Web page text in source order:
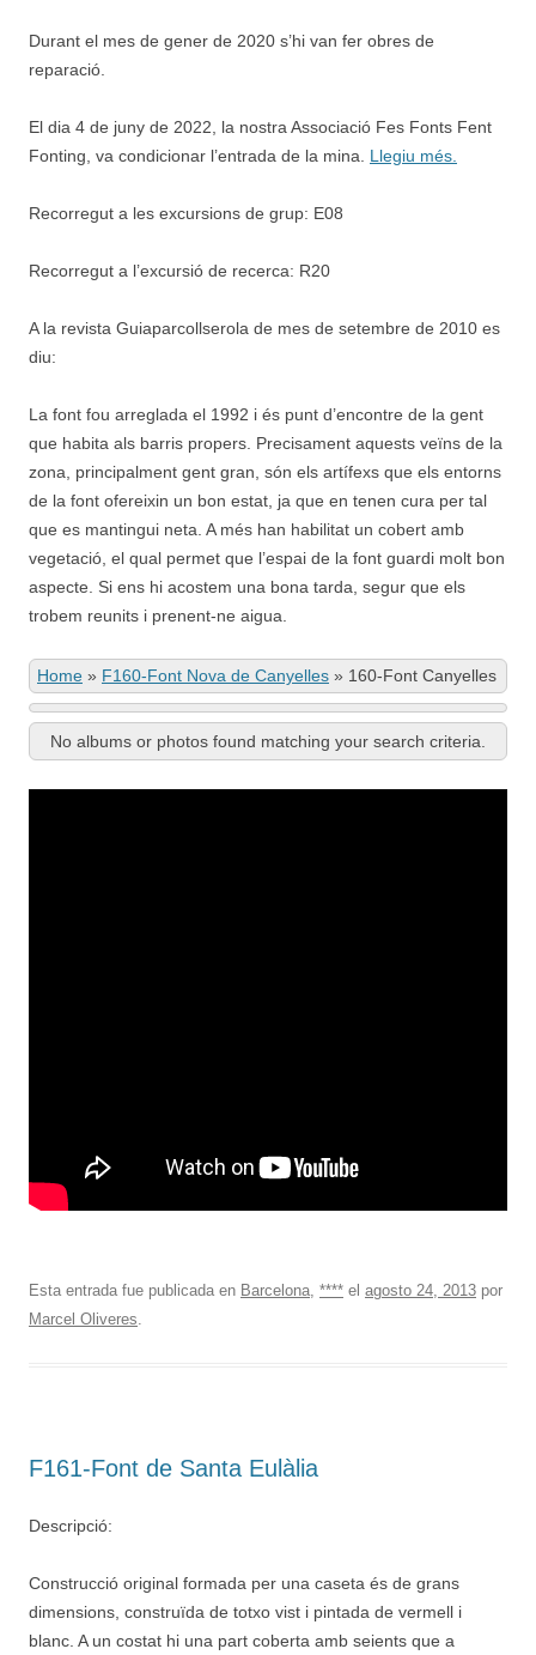
Durant el mes de gener de 2020 s’hi van fer obres de
reparació.
El dia 4 de juny de 2022, la nostra Associació Fes Fonts Fent
Fonting, va condicionar l’entrada de la mina. Llegiu més.
Recorregut a les excursions de grup: E08
Recorregut a l’excursió de recerca: R20
A la revista Guiaparcollserola de mes de setembre de 2010 es
diu:
La font fou arreglada el 1992 i és punt d’encontre de la gent
que habita als barris propers. Precisament aquests veïns de la
zona, principalment gent gran, són els artífexs que els entorns
de la font ofereixin un bon estat, ja que en tenen cura per tal
que es mantingui neta. A més han habilitat un cobert amb
vegetació, el qual permet que l’espai de la font guardi molt bon
aspecte. Si ens hi acostem una bona tarda, segur que els
trobem reunits i prenent-ne aigua.
Home » F160-Font Nova de Canyelles » 160-Font Canyelles
No albums or photos found matching your search criteria.
Esta entrada fue publicada en Barcelona, **** el agosto 24, 2013 por
Marcel Oliveres.
F161-Font de Santa Eulàlia
Descripció:
Construcció original formada per una caseta és de grans
dimensions, construïda de totxo vist i pintada de vermell i
blanc. A un costat hi una part coberta amb seients que a